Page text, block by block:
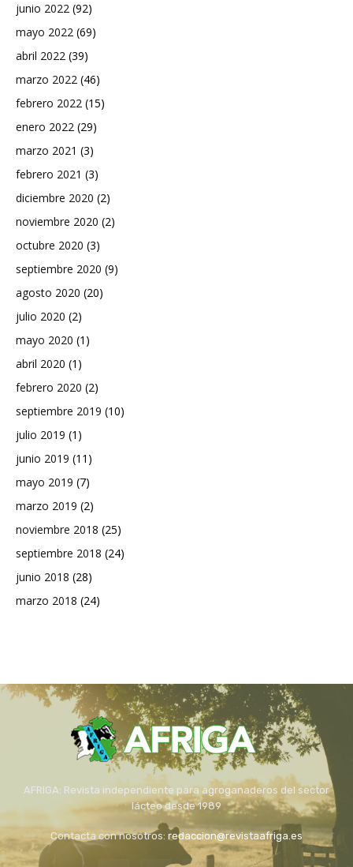
junio 2022 (92)
mayo 2022 (69)
abril 2022 (39)
marzo 2022 (46)
febrero 2022 (15)
enero 2022 (29)
marzo 2021 (3)
febrero 2021 (3)
diciembre 2020 (2)
noviembre 2020 (2)
octubre 2020 (3)
septiembre 2020 (9)
agosto 2020 (20)
julio 2020 (2)
mayo 2020 (1)
abril 2020 (1)
febrero 2020 (2)
septiembre 2019 (10)
julio 2019 (1)
junio 2019 (11)
mayo 2019 (7)
marzo 2019 (2)
noviembre 2018 (25)
septiembre 2018 (24)
junio 2018 (28)
marzo 2018 (24)
AFRIGA: Revista independiente para agroganaderos del sector
lácteo desde 1989
Contacta con nosotros: redaccion@revistaafriga.es